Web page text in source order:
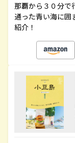
那覇から３０分で
通った青い海に囲
紹介！